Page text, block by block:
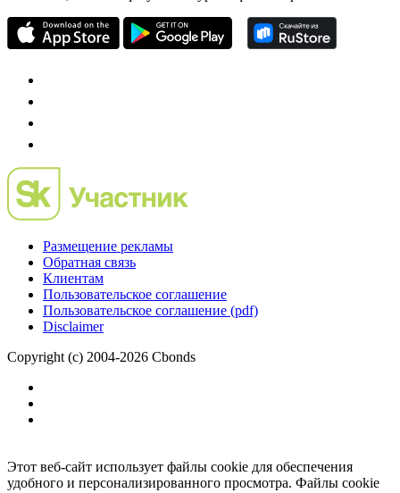
проект о российском рынке M&A
Preqveca.ru
Размещение рекламы
Обратная связь
Пользовательское соглашение
Copyright (c) 2004-2026 Cbonds